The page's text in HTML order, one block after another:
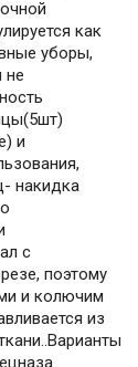
как
уборы,
не
и
накидка
с
поэтому
и колючим
из